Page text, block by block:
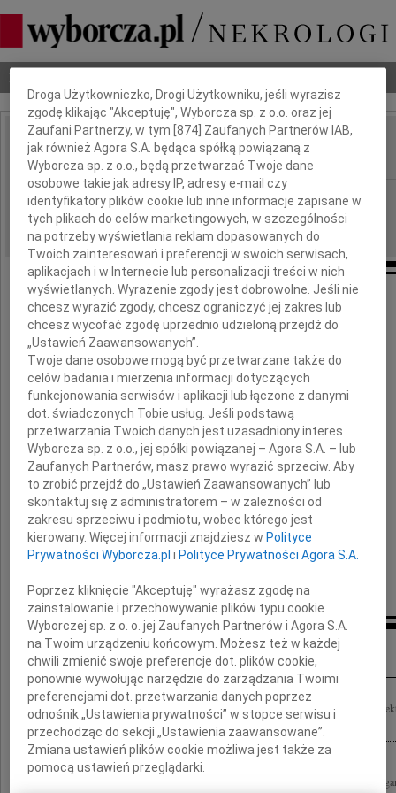
IMIĘ I NAZWISKO: Henryk Sowiński
REGION: Warszawa
DATA EMISJI: 16.05.2014
Śp.
Henryk Sowiński
Do widzenia Dyrektorze...
Do zobaczenia po drugiej stronie tęczy...
FK
Inne kondolencje
Wyrazy głębokiego współczucia Rodzinie Henryka Sowińskiego nauczyciela,
Człowieka składa Katarzyna Dulinicz
"Nie zgaśnie tej przyjaźni żar, co połączyła nas, Nie pozwolimy, by ją starł
Dbamy o Twoją prywatność
Droga Użytkowniczko, Drogi Użytkowniku, jeśli wyrazisz
zgodę klikając "Akceptuję", Wyborcza sp. z o.o. oraz jej
Zaufani Partnerzy, w tym [874] Zaufanych Partnerów IAB,
jak również Agora S.A. będąca spółką powiązaną z
Wyborcza sp. z o.o., będą przetwarzać Twoje dane
osobowe takie jak adresy IP, adresy e-mail czy
identyfikatory plików cookie lub inne informacje zapisane w
tych plikach do celów marketingowych, w szczególności
na potrzeby wyświetlania reklam dopasowanych do
Twoich zainteresowań i preferencji w swoich serwisach,
aplikacjach i w Internecie lub personalizacji treści w nich
wyświetlanych. Wyrażenie zgody jest dobrowolne. Jeśli nie
chcesz wyrazić zgody, chcesz ograniczyć jej zakres lub
chcesz wycofać zgodę uprzednio udzieloną przejdź do
„Ustawień Zaawansowanych”.
Twoje dane osobowe mogą być przetwarzane także do
celów badania i mierzenia informacji dotyczących
funkcjonowania serwisów i aplikacji lub łączone z danymi
dot. świadczonych Tobie usług. Jeśli podstawą
przetwarzania Twoich danych jest uzasadniony interes
Wyborcza sp. z o.o., jej spółki powiązanej – Agora S.A. – lub
Zaufanych Partnerów, masz prawo wyrazić sprzeciw. Aby
to zrobić przejdź do „Ustawień Zaawansowanych” lub
skontaktuj się z administratorem – w zależności od
zakresu sprzeciwu i podmiotu, wobec którego jest
kierowany. Więcej informacji znajdziesz wPolityce
Prywatności Wyborcza.pl iPolityce Prywatności Agora S.A.
Poprzez kliknięcie "Akceptuję" wyrażasz zgodę na
zainstalowanie i przechowywanie plików typu cookie
Wyborczej sp. z o. o. jej Zaufanych Partnerów i Agora S.A.
na Twoim urządzeniu końcowym. Możesz też w każdej
chwili zmienić swoje preferencje dot. plików cookie,
ponownie wywołując narzędzie do zarządzania Twoimi
preferencjami dot. przetwarzania danych poprzez
odnośnik „Ustawienia prywatności” w stopce serwisu i
przechodząc do sekcji „Ustawienia zaawansowane”.
Zmiana ustawień plików cookie możliwa jest także za
pomocą ustawień przeglądarki.